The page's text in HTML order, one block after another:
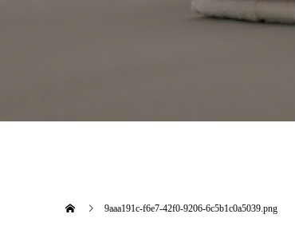
9aaa191c-f6e7-42f0-9206-6c5b1c0a5039.png